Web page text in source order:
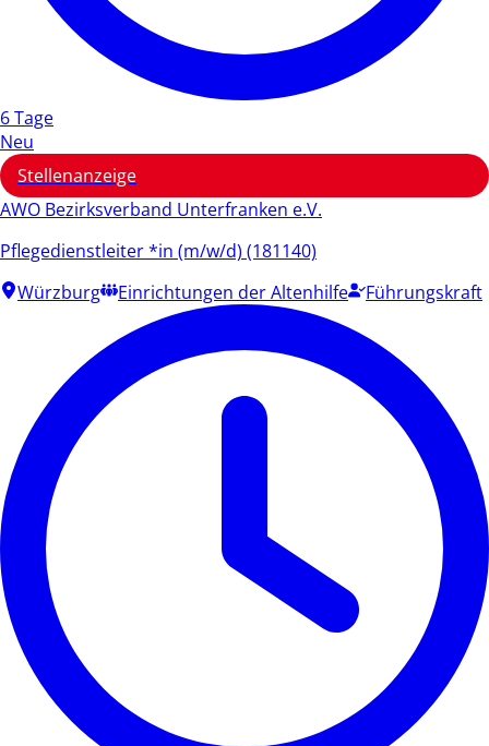
6 Tage
Neu
Stellenanzeige
AWO Bezirksverband Unterfranken e.V.
Pflegedienstleiter *in (m/w/d) (181140)
Würzburg
Einrichtungen der Altenhilfe Führungskraft